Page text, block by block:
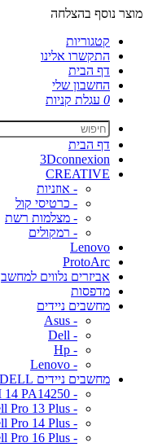
מוצר נוסף בהצלחה
קטגוריות
התקשרו אלינו
דף הבית
החשבון שלי
0 עגלת קניות
דף הבית
3Dconnexion
CREATIVE
- אוזניות
- כרטיסי קול
- מצלמות רשת
- רמקולים
Lenovo
ProtoArc
אביזרים נלווים למחשב
מדפסות
מחשבים ניידים
- Asus
- Dell
- Hp
- Lenovo
מחשבים ניידים DELL
- DELL PRO PREMIUM 14 PA14250
- PB13250 Dell Pro 13 Plus
- PB14250 Dell Pro 14 Plus
- PB16250 Dell Pro 16 Plus